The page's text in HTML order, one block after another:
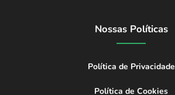
Nossas Políticas
Política de Privacidade
Política de Cookies